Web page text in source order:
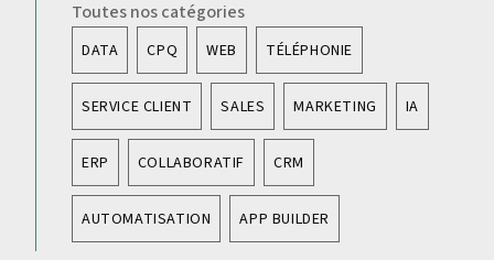
Toutes nos catégories
DATA CPQ WEB TÉLÉPHONIE
SERVICE CLIENT SALES MARKETING IA
ERP COLLABORATIF CRM
AUTOMATISATION APP BUILDER